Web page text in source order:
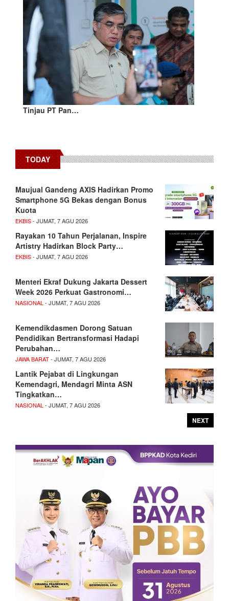
Tinjau PT Pan…
TODAY
Maujual Gandeng AXIS Hadirkan Promo
Smartphone 5G Bekas dengan Bonus
Kuota
EKBIS- JUMAT, 7 AGU 2026
Rayakan 10 Tahun Perjalanan, Inspire
Artistry Hadirkan Block Party…
EKBIS- JUMAT, 7 AGU 2026
Menteri Ekraf Dukung Jakarta Dessert
Week 2026 Perkuat Gastronomi…
NASIONAL- JUMAT, 7 AGU 2026
Kemendikdasmen Dorong Satuan
Pendidikan Bertransformasi Hadapi
Perubahan…
JAWA BARAT- JUMAT, 7 AGU 2026
Lantik Pejabat di Lingkungan
Kemendagri, Mendagri Minta ASN
Tingkatkan…
NASIONAL- JUMAT, 7 AGU 2026
NEXT